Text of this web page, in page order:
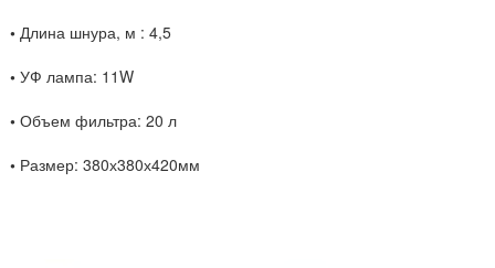
• Длина шнура, м : 4,5
• УФ лампа: 11W
• Объем фильтра: 20 л
• Размер: 380х380х420мм